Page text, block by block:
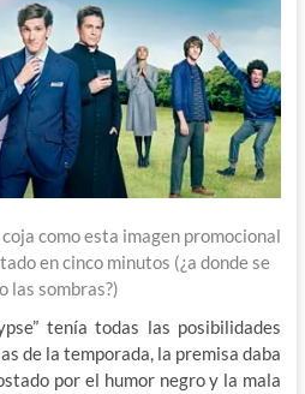
como esta imagen promocional
en cinco minutos (¿a donde se
las sombras?)
tenía todas las posibilidades
de la temporada, la premisa daba
por el humor negro y la mala